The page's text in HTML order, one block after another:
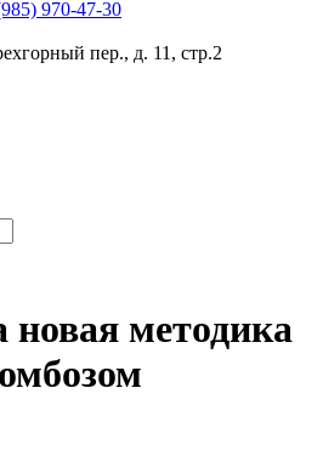
970-47-30
пер., д. 11, стр.2
новая методика